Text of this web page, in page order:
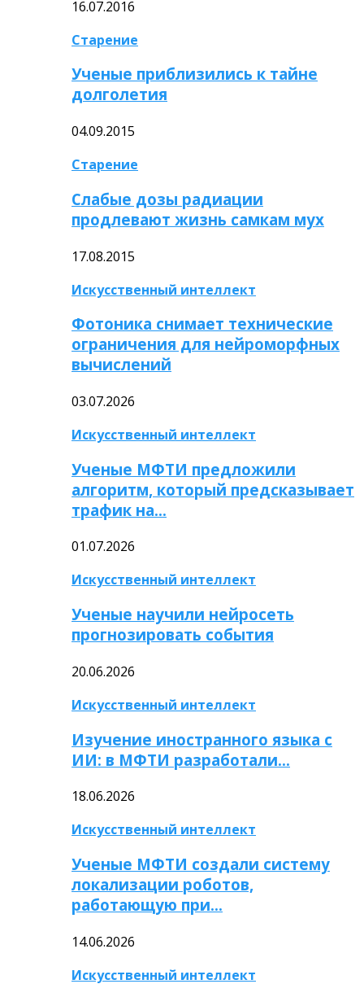
16.07.2016
Старение
Ученые приблизились к тайне
долголетия
04.09.2015
Старение
Слабые дозы радиации
продлевают жизнь самкам мух
17.08.2015
Искусственный интеллект
Фотоника снимает технические
ограничения для нейроморфных
вычислений
03.07.2026
Искусственный интеллект
Ученые МФТИ предложили
алгоритм, который предсказывает
трафик на…
01.07.2026
Искусственный интеллект
Ученые научили нейросеть
прогнозировать события
20.06.2026
Искусственный интеллект
Изучение иностранного языка с
ИИ: в МФТИ разработали…
18.06.2026
Искусственный интеллект
Ученые МФТИ создали систему
локализации роботов,
работающую при…
14.06.2026
Искусственный интеллект